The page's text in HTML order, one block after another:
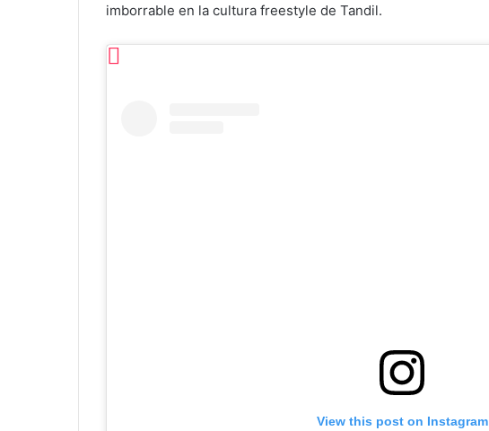
imborrable en la cultura freestyle de Tandil.
View this post on Instagram